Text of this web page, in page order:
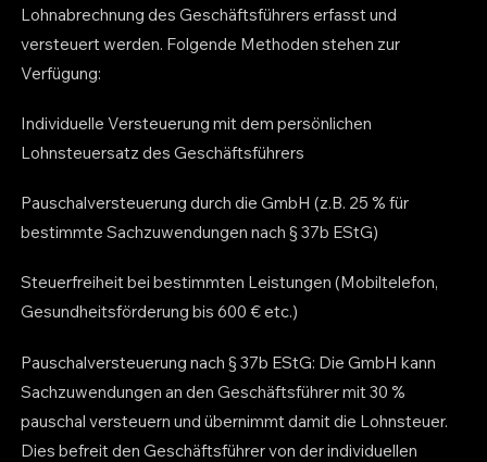
Lohnabrechnung des Geschäftsführers erfasst und
versteuert werden. Folgende Methoden stehen zur
Verfügung:
Individuelle Versteuerung mit dem persönlichen
Lohnsteuersatz des Geschäftsführers
Pauschalversteuerung durch die GmbH (z.B. 25 % für
bestimmte Sachzuwendungen nach § 37b EStG)
Steuerfreiheit bei bestimmten Leistungen (Mobiltelefon,
Gesundheitsförderung bis 600 € etc.)
Pauschalversteuerung nach § 37b EStG: Die GmbH kann
Sachzuwendungen an den Geschäftsführer mit 30 %
pauschal versteuern und übernimmt damit die Lohnsteuer.
Dies befreit den Geschäftsführer von der individuellen